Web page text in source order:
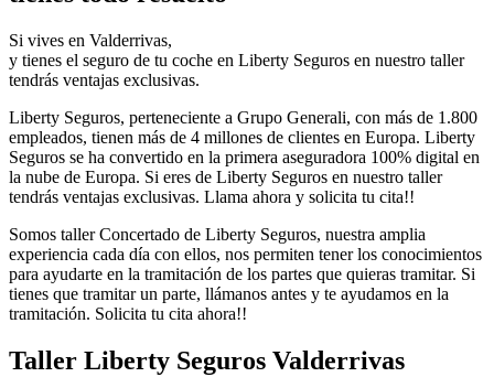
Si vives en Valderrivas,
y tienes el seguro de tu coche en Liberty Seguros en nuestro taller
tendrás ventajas exclusivas.
Liberty Seguros, perteneciente a Grupo Generali, con más de 1.800
empleados, tienen más de 4 millones de clientes en Europa. Liberty
Seguros se ha convertido en la primera aseguradora 100% digital en
la nube de Europa. Si eres de Liberty Seguros en nuestro taller
tendrás ventajas exclusivas. Llama ahora y solicita tu cita!!
Somos taller Concertado de Liberty Seguros, nuestra amplia
experiencia cada día con ellos, nos permiten tener los conocimientos
para ayudarte en la tramitación de los partes que quieras tramitar. Si
tienes que tramitar un parte, llámanos antes y te ayudamos en la
tramitación. Solicita tu cita ahora!!
Taller Liberty Seguros Valderrivas